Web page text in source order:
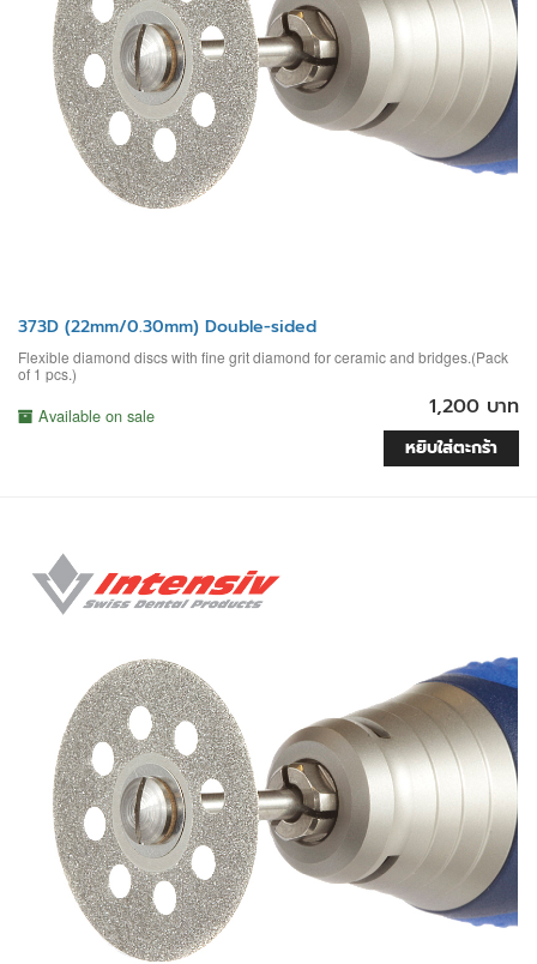
373D (22mm/0.30mm) Double-sided
Flexible diamond discs with fine grit diamond for ceramic and bridges.(Pack
of 1 pcs.)
Available on sale 1,200 บาท
หยิบใส่ตะกร้า